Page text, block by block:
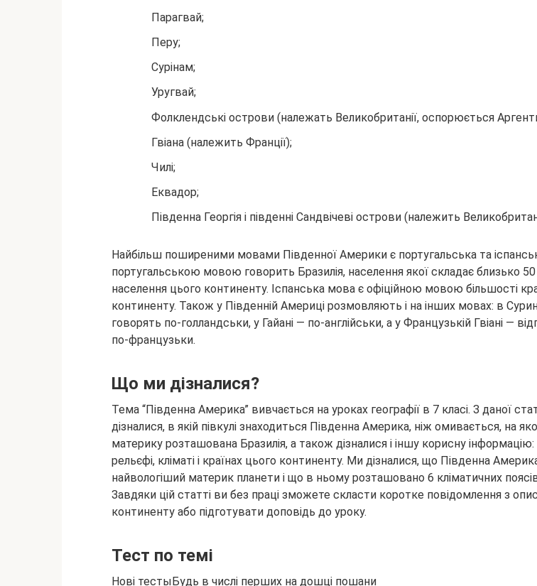
Парагвай;
Перу;
Сурінам;
Уругвай;
Фолклендські острови (належать Великобританії, оспорюється
Гвіана (належить Франції);
Чилі;
Еквадор;
Південна Георгія і південні Сандвічеві острови (належить
Найбільш поширеними мовами Південної Америки є португальська та
португальською мовою говорить Бразилія, населення якої складає близько 50
населення цього континенту. Іспанська мова є офіційною мовою більшості
континенту. Також у Південній Америці розмовляють і на інших мовах: в
говорять по-голландськи, у Гайані — по-англійськи, а у Французькій Гвіані —
по-французьки.
Що ми дізналися?
Тема “Південна Америка” вивчається на уроках географії в 7 класі. З даної
дізналися, в якій півкулі знаходиться Південна Америка, ніж омивається, на
материку розташована Бразилія, а також дізналися і іншу корисну інформацію:
рельєфі, кліматі і країнах цього континенту. Ми дізналися, що Південна
найвологіший материк планети і що в ньому розташовано 6 кліматичних
Завдяки цій статті ви без праці зможете скласти коротке повідомлення з
континенту або підготувати доповідь до уроку.
Тест по темі
Нові тестыБудь в числі перших на дошці пошани